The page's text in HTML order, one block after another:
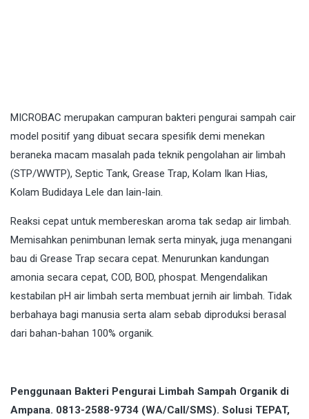
MICROBAC merupakan campuran bakteri pengurai sampah cair
model positif yang dibuat secara spesifik demi menekan
beraneka macam masalah pada teknik pengolahan air limbah
(STP/WWTP), Septic Tank, Grease Trap, Kolam Ikan Hias,
Kolam Budidaya Lele dan lain-lain.
Reaksi cepat untuk membereskan aroma tak sedap air limbah.
Memisahkan penimbunan lemak serta minyak, juga menangani
bau di Grease Trap secara cepat. Menurunkan kandungan
amonia secara cepat, COD, BOD, phospat. Mengendalikan
kestabilan pH air limbah serta membuat jernih air limbah. Tidak
berbahaya bagi manusia serta alam sebab diproduksi berasal
dari bahan-bahan 100% organik.
Penggunaan Bakteri Pengurai Limbah Sampah Organik di
Ampana. 0813-2588-9734 (WA/Call/SMS). Solusi TEPAT,